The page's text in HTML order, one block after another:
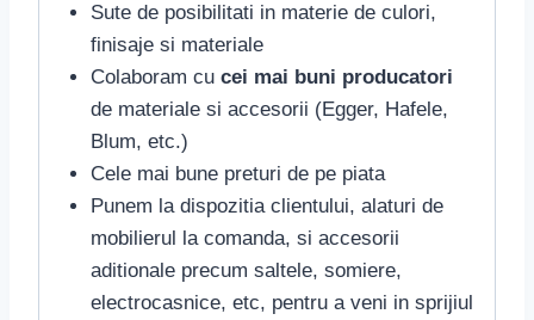
Sute de posibilitati in materie de culori,
finisaje si materiale
Colaboram cucei mai buni producatori
de materiale si accesorii (Egger, Hafele,
Blum, etc.)
Cele mai bune preturi de pe piata
Punem la dispozitia clientului, alaturi de
mobilierul la comanda, si accesorii
aditionale precum saltele, somiere,
electrocasnice, etc, pentru a veni in sprijiul